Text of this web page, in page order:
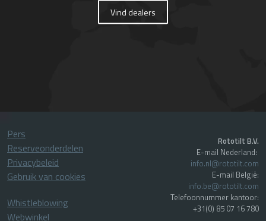
Vind dealers
Pers
Reserveonderdelen
Privacybeleid
Gebruik van cookies
Whistleblowing
Webwinkel
Rototilt B.V.
E-mail Nederland:
info.nl@rototilt.com
E-mail België:
info.be@rototilt.com
Telefoonnummer kantoor:
+31(0) 85 07 16 780